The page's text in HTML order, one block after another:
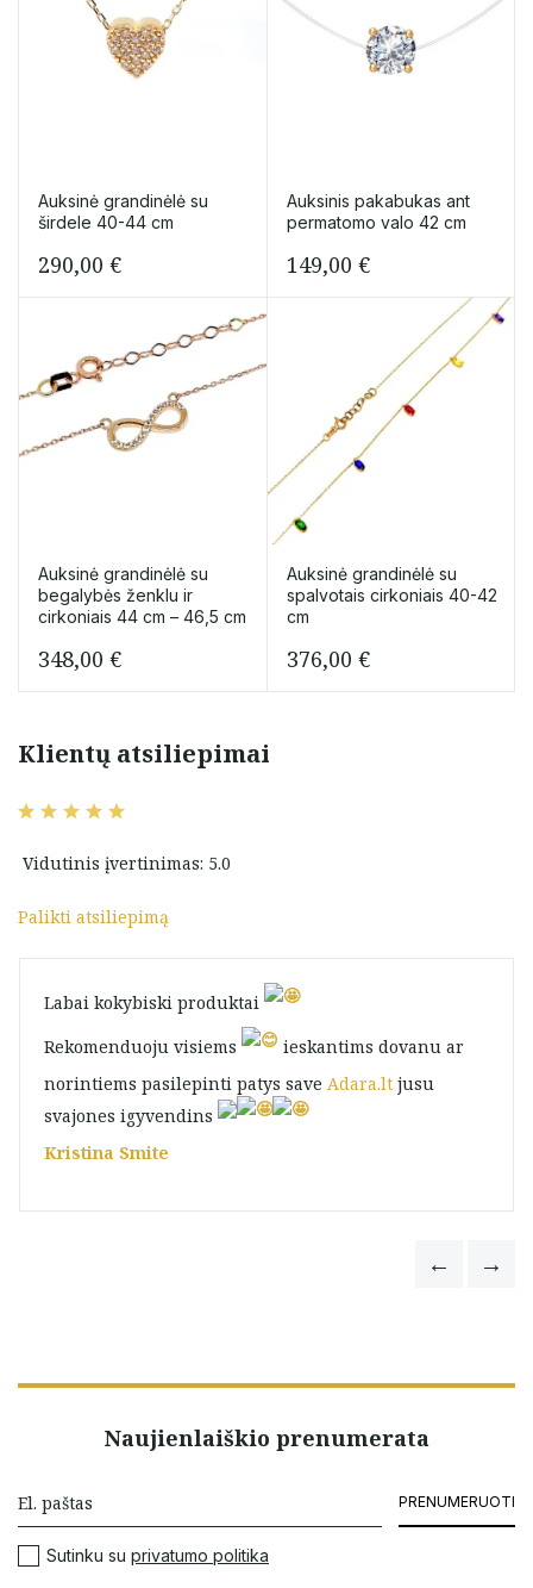
Auksinė grandinėlė su
širdele 40-44 cm
290,00 €
Auksinis pakabukas ant
permatomo valo 42 cm
149,00 €
Auksinė grandinėlė su
begalybės ženklu ir
cirkoniais 44 cm – 46,5 cm
348,00 €
Auksinė grandinėlė su
spalvotais cirkoniais 40-42
cm
376,00 €
Klientų atsiliepimai
Vidutinis įvertinimas: 5.0
Palikti atsiliepimą
Labai kokybiski produktai
Rekomenduoju visiems
ieskantims dovanu ar
norintiems pasilepinti patys save Adara.lt jusu
svajones igyvendins
Kristina Smite
Naujienlaiškio prenumerata
PRENUMERUOTI
Sutinku su privatumo politika